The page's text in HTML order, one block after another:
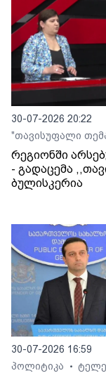
30-07-2026 20:22
"თავისუფალი
რეგიონში
- გადაცემა
ბულისკერია
30-07-2026 16:59
პოლიტიკა
•